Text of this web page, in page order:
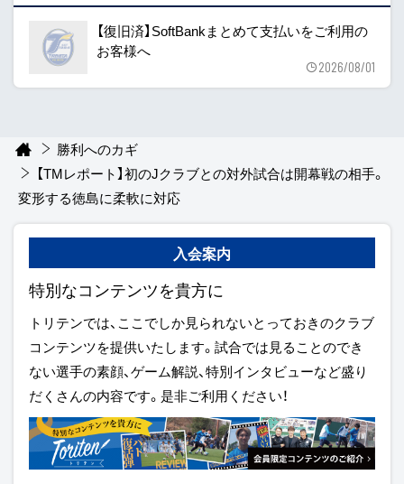
【復旧済】SoftBankまとめて支払いをご利用の
お客様へ
2026/08/01
勝利へのカギ
【TMレポート】初のJクラブとの対外試合は開幕戦の相手。
変形する徳島に柔軟に対応
入会案内
特別なコンテンツを貴方に
トリテンでは、ここでしか見られないとっておきのクラブ
コンテンツを提供いたします。試合では見ることのでき
ない選手の素顔、ゲーム解説、特別インタビューなど盛り
だくさんの内容です。是非ご利用ください！